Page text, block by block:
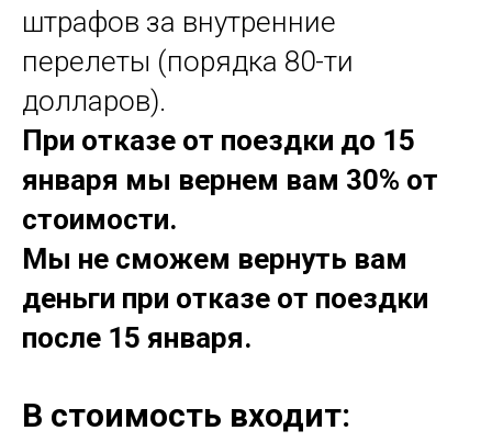
штрафов за внутренние
перелеты (порядка 80-ти
долларов).
При отказе от поездки до 15
января мы вернем вам 30% от
стоимости.
Мы не сможем вернуть вам
деньги при отказе от поездки
после 15 января.
В стоимость входит: